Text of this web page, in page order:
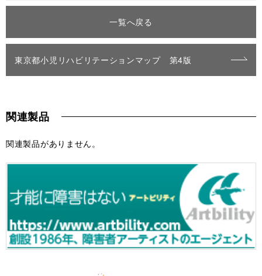
一覧へ戻る
東京都小児リハビリテーションマップ 第4版
関連製品
関連製品がありません。